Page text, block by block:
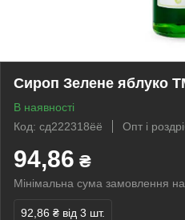
Сироп Зелене яблуко
В наявності
Код: сд222318ёё
Опт і
94,86 ₴
Мінімальна сума замовлення
92,86 ₴ від 3 шт.